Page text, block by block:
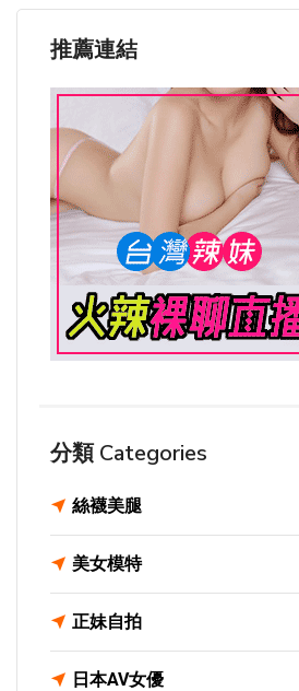
推薦連結
分類 Categories
絲襪美腿
美女模特
正妹自拍
日本AV女優